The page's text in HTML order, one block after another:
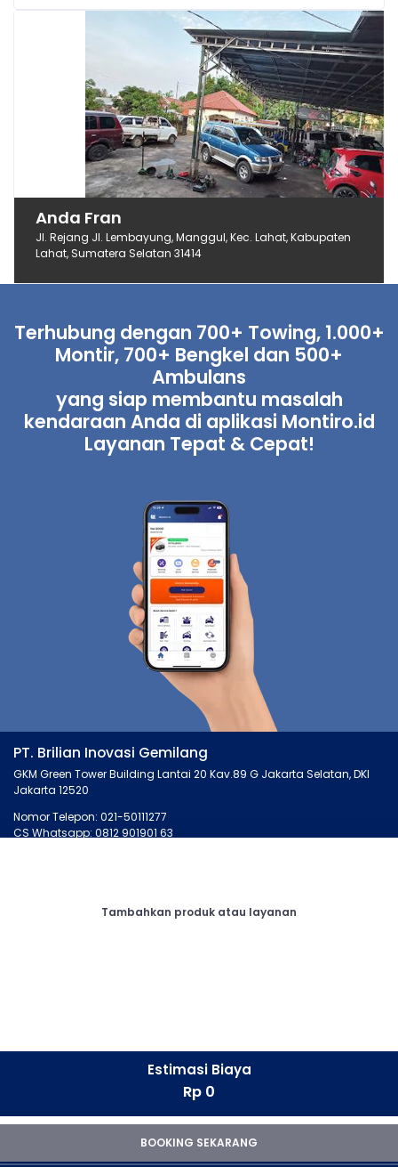
Anda Fran
Jl. Rejang Jl. Lembayung, Manggul, Kec. Lahat, Kabupaten
Lahat, Sumatera Selatan 31414
Tambahkan produk atau layanan
Estimasi Biaya
Rp 0
BOOKING SEKARANG
Terhubung dengan 700+ Towing, 1.000+
Montir, 700+ Bengkel dan 500+
Ambulans
yang siap membantu masalah
kendaraan Anda di aplikasi Montiro.id
Layanan Tepat & Cepat!
PT. Brilian Inovasi Gemilang
GKM Green Tower Building Lantai 20 Kav.89 G Jakarta Selatan, DKI
Jakarta 12520
Nomor Telepon: 021-50111277
CS Whatsapp: 0812 901901 63
Cari Bengkel
Instagram
LinkedIn
Whatsapp
Youtube